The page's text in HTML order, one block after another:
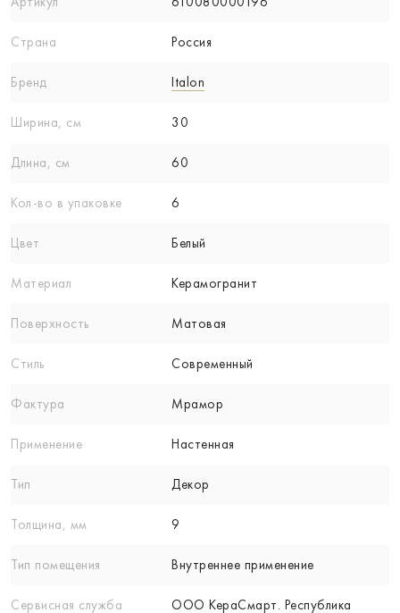
Страна Россия
Бренд Italon
Ширина, см 30
Длина, см 60
Кол-вo в упаковке 6
Цвет Белый
Материал Керамогранит
Поверхность Матовая
Стиль Современный
Фактура Мрамор
Применение Настенная
Тип Декор
Толщина, мм 9
Тип помещения Внутреннее применение
Сервисная служба
ООО КераСмарт. Республика